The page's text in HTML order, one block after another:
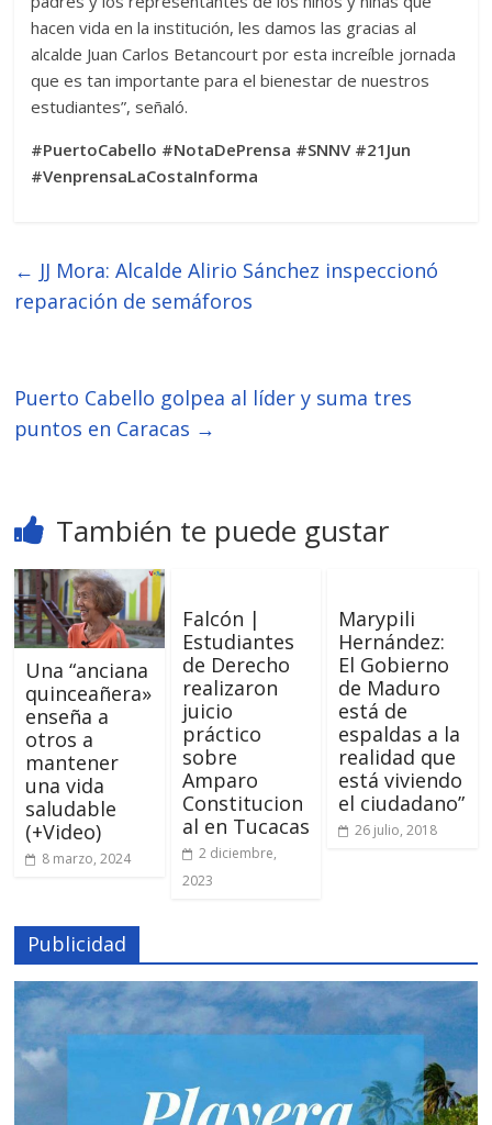
hacen vida en la institución, les damos las gracias al
alcalde Juan Carlos Betancourt por esta increíble jornada
que es tan importante para el bienestar de nuestros
estudiantes”, señaló.
#PuertoCabello #NotaDePrensa #SNNV #21Jun
#VenprensaLaCostaInforma
← JJ Mora: Alcalde Alirio Sánchez inspeccionó
reparación de semáforos
Puerto Cabello golpea al líder y suma tres
puntos en Caracas →
También te puede gustar
Una “anciana
quinceañera»
enseña a
otros a
mantener
una vida
saludable
(+Video)
8 marzo, 2024
Falcón |
Estudiantes
de Derecho
realizaron
juicio
práctico
sobre
Amparo
Constitucion
al en Tucacas
2 diciembre,
2023
Marypili
Hernández:
El Gobierno
de Maduro
está de
espaldas a la
realidad que
está viviendo
el ciudadano”
26 julio, 2018
Publicidad